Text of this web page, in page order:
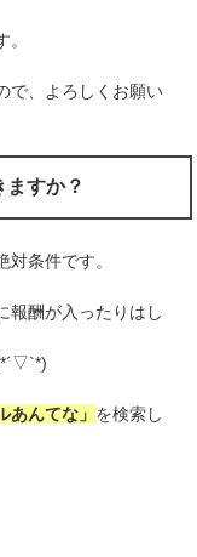
で、よろしくお願い
すか？
対条件です。
報酬が入ったりはし
あんてな」 を検索し